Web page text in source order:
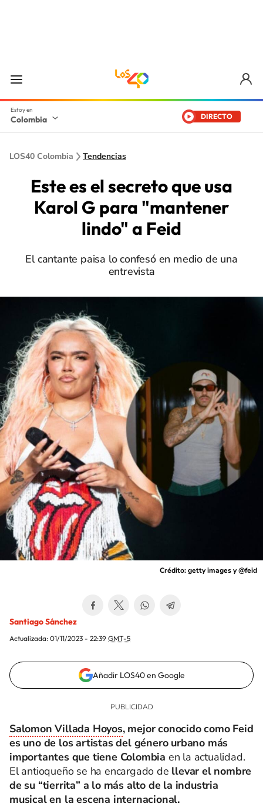
Colombia DIRECTO
LOS40 Colombia Tendencias
Este es el secreto que usa
Karol G para "mantener
lindo" a Feid
El cantante paisa lo confesó en medio de una
entrevista
Crédito: getty images y @feid
Santiago Sánchez
Actualizada: 01/11/2023 - 22:39 GMT-5
Añadir LOS40 en Google
Salomon Villada Hoyos, mejor conocido como Feid
es uno de los artistas del género urbano más
importantes que tiene Colombia en la actualidad.
El antioqueño se ha encargado de llevar el nombre
de su “tierrita” a lo más alto de la industria
musical en la escena internacional.